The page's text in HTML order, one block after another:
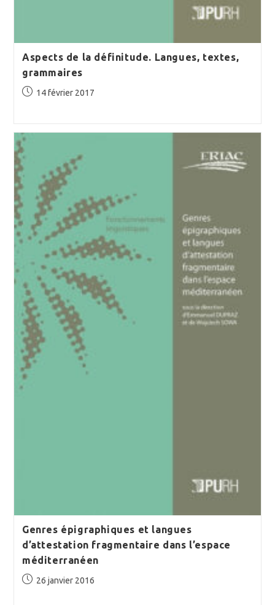
Aspects de la définitude. Langues, textes,
grammaires
Publication
14 février 2017
Genres épigraphiques et langues
d’attestation fragmentaire dans l’espace
méditerranéen
Publication
26 janvier 2016